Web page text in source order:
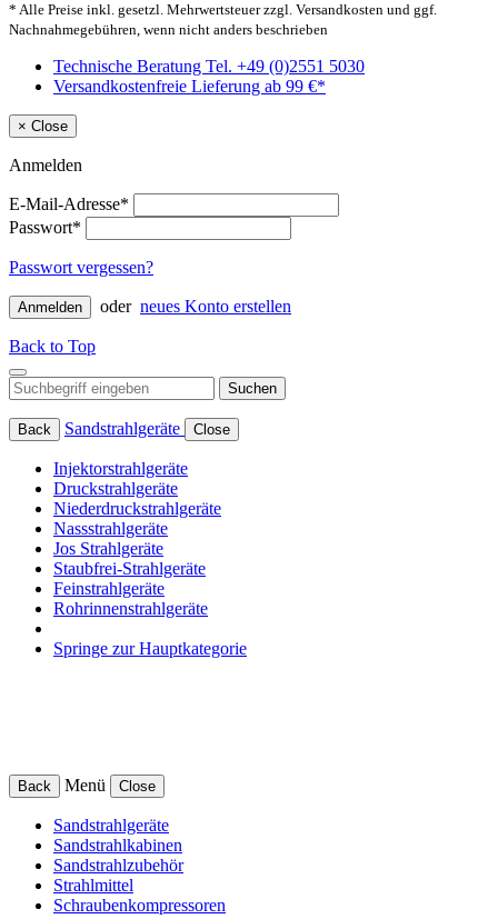
* Alle Preise inkl. gesetzl. Mehrwertsteuer zzgl. Versandkosten und ggf.
Nachnahmegebühren, wenn nicht anders beschrieben
Technische Beratung Tel. +49 (0)2551 5030
Versandkostenfreie Lieferung ab 99 €*
× Close
Anmelden
E-Mail-Adresse*
Passwort*
Passwort vergessen?
Anmelden oder neues Konto erstellen
Back to Top
Suchen
Back Sandstrahlgeräte Close
Injektorstrahlgeräte
Druckstrahlgeräte
Niederdruckstrahlgeräte
Nassstrahlgeräte
Jos Strahlgeräte
Staubfrei-Strahlgeräte
Feinstrahlgeräte
Rohrinnenstrahlgeräte
Springe zur Hauptkategorie
Back Menü Close
Sandstrahlgeräte
Sandstrahlkabinen
Sandstrahlzubehör
Strahlmittel
Schraubenkompressoren